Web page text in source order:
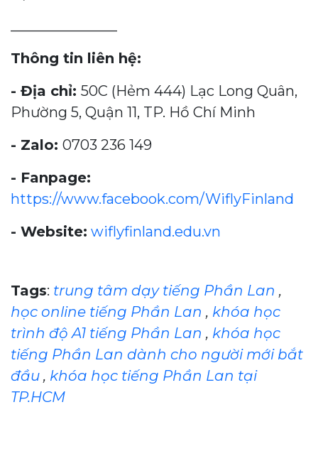
Thông tin liên hệ:
- Địa chỉ: 50C (Hẻm 444) Lạc Long Quân,
Phường 5, Quận 11, TP. Hồ Chí Minh
- Zalo: 0703 236 149
- Fanpage:
https://www.facebook.com/WiflyFinland
- Website: wiflyfinland.edu.vn
Tags: trung tâm dạy tiếng Phần Lan ,
học online tiếng Phần Lan , khóa học
trình độ A1 tiếng Phần Lan , khóa học
tiếng Phần Lan dành cho người mới bắt
đầu , khóa học tiếng Phần Lan tại
TP.HCM